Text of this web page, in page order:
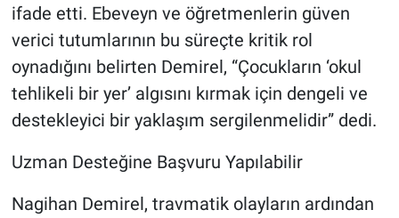
ifade etti. Ebeveyn ve öğretmenlerin güven
verici tutumlarının bu süreçte kritik rol
oynadığını belirten Demirel, “Çocukların ‘okul
tehlikeli bir yer’ algısını kırmak için dengeli ve
destekleyici bir yaklaşım sergilenmelidir” dedi.
Uzman Desteğine Başvuru Yapılabilir
Nagihan Demirel, travmatik olayların ardından